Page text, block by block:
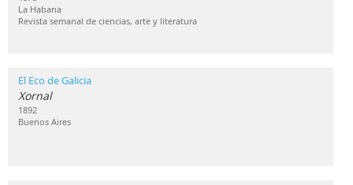
La Habana
Revista semanal de ciencias, arte y literatura
El Eco de Galicia
Xornal
1892
Buenos Aires